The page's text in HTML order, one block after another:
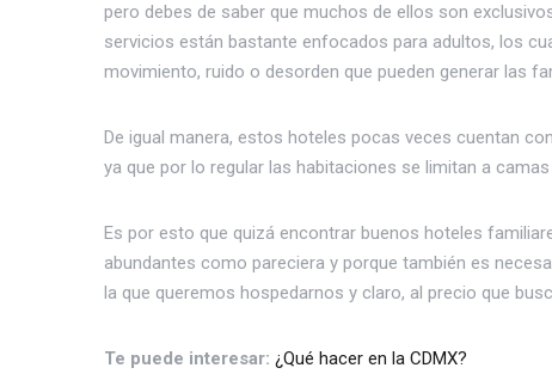
pero debes de saber que muchos de ellos son
servicios están bastante enfocados para adultos, los
movimiento, ruido o desorden que pueden generar las
De igual manera, estos hoteles pocas veces cuentan
ya que por lo regular las habitaciones se limitan a
Es por esto que quizá encontrar buenos hoteles
abundantes como pareciera y porque también es
la que queremos hospedarnos y claro, al precio que
Te puede interesar: ¿Qué hacer en la CDMX?